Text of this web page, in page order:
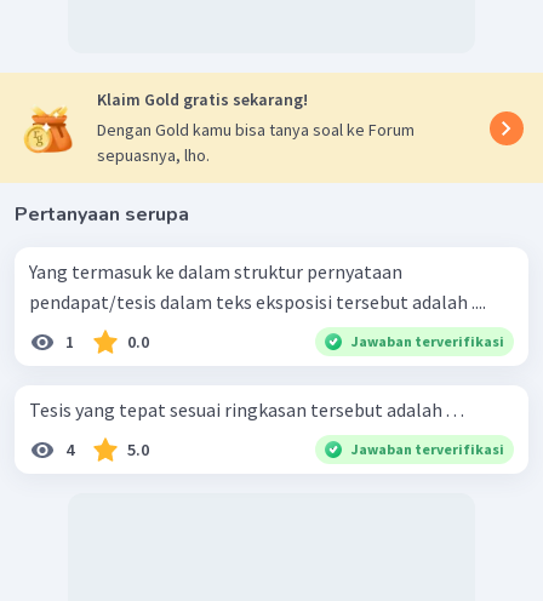
Klaim Gold gratis sekarang!
Dengan Gold kamu bisa tanya soal ke Forum
sepuasnya, lho.
Pertanyaan serupa
Yang termasuk ke dalam struktur pernyataan
pendapat/tesis dalam teks eksposisi tersebut adalah ....
1 0.0 Jawaban terverifikasi
Tesis yang tepat sesuai ringkasan tersebut adalah . . .
4 5.0 Jawaban terverifikasi